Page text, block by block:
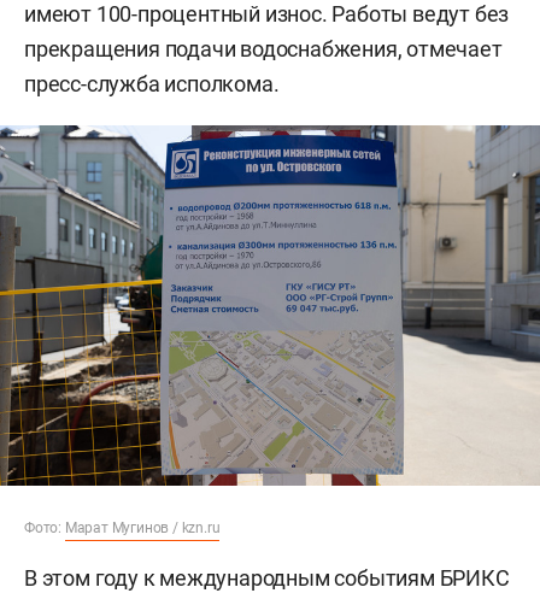
имеют 100-процентный износ. Работы ведут без
прекращения подачи водоснабжения, отмечает
пресс-служба исполкома.
Фото: Марат Мугинов / kzn.ru
В этом году к международным событиям БРИКС